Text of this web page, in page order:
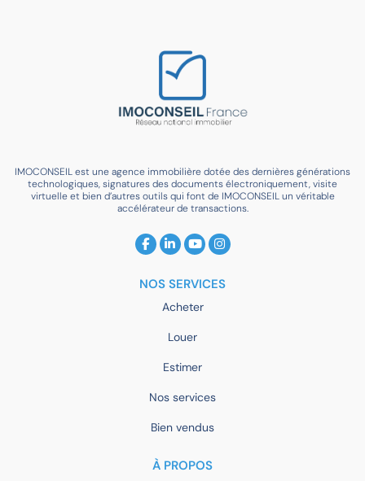
IMOCONSEIL est une agence immobilière dotée des dernières générations
technologiques, signatures des documents électroniquement, visite
virtuelle et bien d’autres outils qui font de IMOCONSEIL un véritable
accélérateur de transactions.
NOS SERVICES
Acheter
Louer
Estimer
Nos services
Bien vendus
À PROPOS